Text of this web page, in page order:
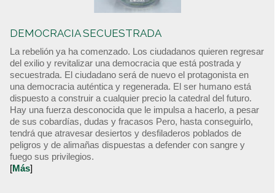
DEMOCRACIA SECUESTRADA
La rebelión ya ha comenzado. Los ciudadanos quieren regresar
del exilio y revitalizar una democracia que está postrada y
secuestrada. El ciudadano será de nuevo el protagonista en
una democracia auténtica y regenerada. El ser humano está
dispuesto a construir a cualquier precio la catedral del futuro.
Hay una fuerza desconocida que le impulsa a hacerlo, a pesar
de sus cobardías, dudas y fracasos Pero, hasta conseguirlo,
tendrá que atravesar desiertos y desfiladeros poblados de
peligros y de alimañas dispuestas a defender con sangre y
fuego sus privilegios.
[Más]